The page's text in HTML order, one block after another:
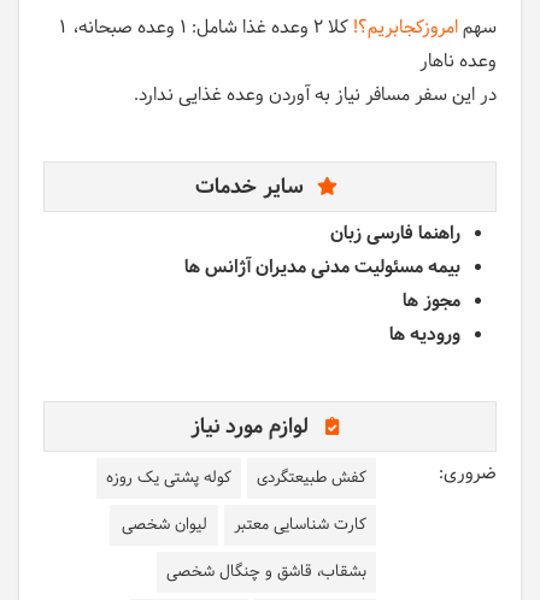
سهمامروزکجابریم؟! کلا 2 وعده غذا شامل: 1 وعده صبحانه
1
وعده ناهار
در این سفر مسافر نیاز به آوردن وعده غذایی ندارد.
سایر خدمات
راهنما فارسی زبان
بیمه مسئولیت مدنی مدیران آژانس ها
مجوز ها
ورودیه ها
لوازم مورد نیاز
ضروری: کفش طبیعتگردی
کوله پشتی یک روزه
کارت شناسایی معتبر
لیوان شخصی
بشقاب، قاشق و چنگال شخصی